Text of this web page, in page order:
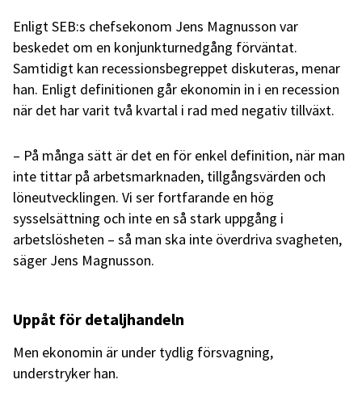
Enligt SEB:s chefsekonom Jens Magnusson var
beskedet om en konjunkturnedgång förväntat.
Samtidigt kan recessionsbegreppet diskuteras, menar
han. Enligt definitionen går ekonomin in i en recession
när det har varit två kvartal i rad med negativ tillväxt.
– På många sätt är det en för enkel definition, när man
inte tittar på arbetsmarknaden, tillgångsvärden och
löneutvecklingen. Vi ser fortfarande en hög
sysselsättning och inte en så stark uppgång i
arbetslösheten – så man ska inte överdriva svagheten,
säger Jens Magnusson.
Uppåt för detaljhandeln
Men ekonomin är under tydlig försvagning,
understryker han.